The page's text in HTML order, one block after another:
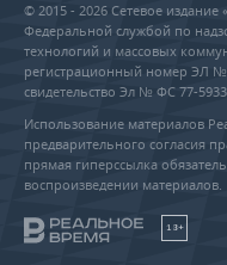
© 2015 - 2026 Сетевое
Федеральной службой по
технологий и массовых
регистрационный номер ЭЛ №
свидетельство Эл № ФС 77-
Использование материалов
предварительного согласия
прямая гиперссылка
воспроизведении материалов.
18+